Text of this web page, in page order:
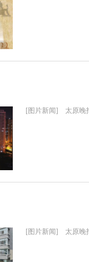
[图片新闻] 太原晚
[图片新闻] 太原晚